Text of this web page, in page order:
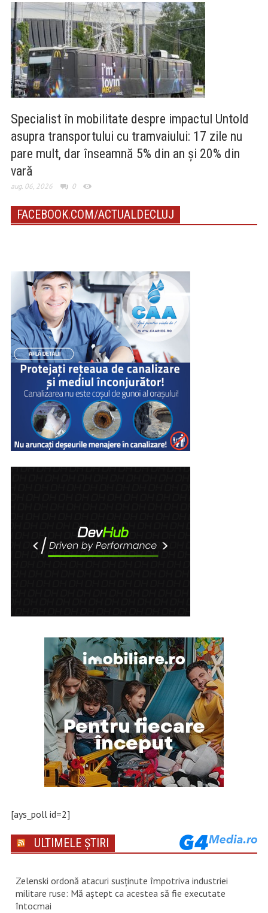
Specialist în mobilitate despre impactul Untold
asupra transportului cu tramvaiului: 17 zile nu
pare mult, dar înseamnă 5% din an și 20% din
vară
aug. 06, 2026 0
FACEBOOK.COM/ACTUALDECLUJ
[ays_poll id=2]
ULTIMELE ȘTIRI
Zelenski ordonă atacuri susţinute împotriva industriei
militare ruse: Mă aştept ca acestea să fie executate
întocmai